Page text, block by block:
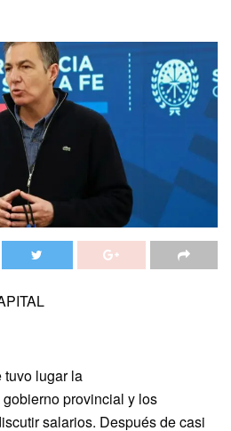
tuvo lugar la
provincial y los
salarios. Después de casi